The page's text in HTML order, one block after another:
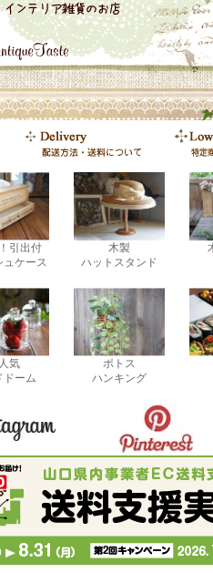
引出付
ュケース
木製
ハットスタンド
気
ドーム
ポトス
ハンキング